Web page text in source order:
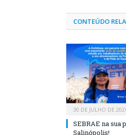
CONTEÚDO
30 DE JULHO DE
SEBRAE na sua
Salinópolis!